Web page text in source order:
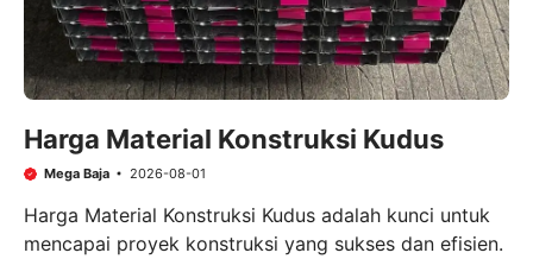
Harga Material Konstruksi Kudus
Mega Baja 2026-08-01
Harga Material Konstruksi Kudus adalah kunci untuk
mencapai proyek konstruksi yang sukses dan efisien.